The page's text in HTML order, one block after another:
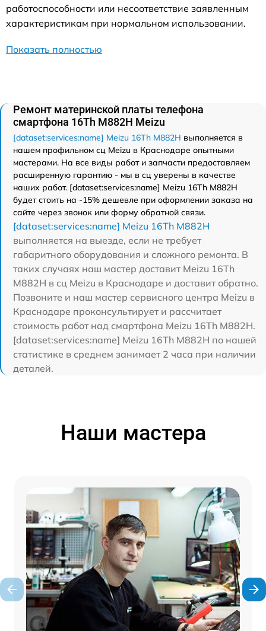
работоспособности или несоответствие заявленным
характеристикам при нормальном использовании.
Показать полностью
Ремонт материнской платы телефона
смартфона 16Th M882H Meizu
[dataset:services:name] Meizu 16Th M882H выполняется в
нашем профильном сц Meizu в Краснодаре опытными
мастерами. На все виды работ и запчасти предоставляем
расширенную гарантию - мы в сц уверены в качестве
наших работ. [dataset:services:name] Meizu 16Th M882H
будет стоить на -15% дешевле при оформлении заказа на
сайте через звонок или форму обратной связи.
[dataset:services:name] Meizu 16Th M882H
выполняется на выезде, если не требует
габаритного оборудования и сложного ремонта. В
таких случаях наш мастер доставит Meizu 16Th
M882H в сц Meizu в Краснодаре и доставит обратно.
Позвоните и наш мастер сервисного центра Meizu в
Краснодаре проконсультирует и рассчитает
стоимость работ над смартфона Meizu 16Th M882H.
[dataset:services:name] Meizu 16Th M882H по нашей
статистике в среднем занимает 2 часа при наличии
деталей.
Наши мастера